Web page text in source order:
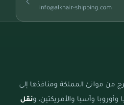
info@alkhair-shipping.com
من موانئ المملكة ومنافذها إلى
وآسيا والأمريكتين، ونقل